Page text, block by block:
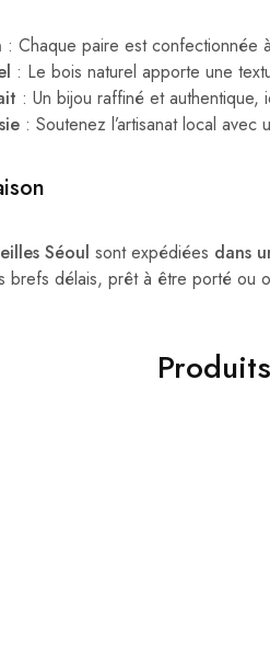
: Chaque paire est confectionnée
: Le bois naturel apporte une
: Un bijou raffiné et
: Soutenez l’artisanat local avec
Séoul sont expédiées dans
brefs délais, prêt à être porté ou